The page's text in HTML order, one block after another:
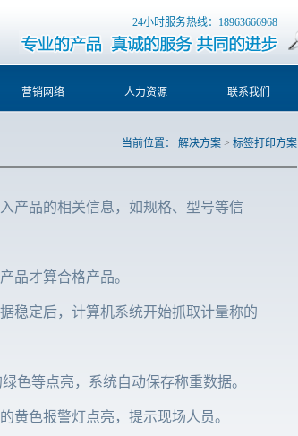
24小时服务热线：18963666968
营销网络 人力资源 联系我们
当前位置： 解决方案 > 标签打印方案
产品的相关信息，如规格、型号等信
品才算合格产品。
稳定后，计算机系统开始抓取计量称的
色等点亮，系统自动保存称重数据。
黄色报警灯点亮，提示现场人员。